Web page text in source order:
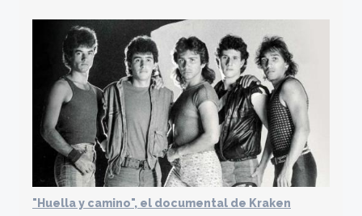
"Huella y camino", el documental de Kraken